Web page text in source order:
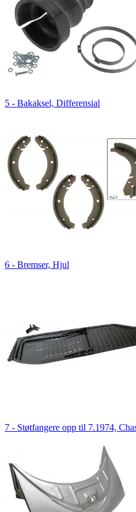
5 - Bakaksel, Differensial
6 - Bremser, Hjul
7 - Støtfangere opp til 7.1974,